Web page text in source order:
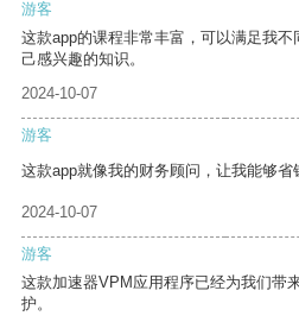
游客
这款app的课程非常丰富，可以满足我
己感兴趣的知识。
2024-10-07
游客
这款app就像我的财务顾问，让我能够省
2024-10-07
游客
这款加速器VPM应用程序已经为我们带
护。